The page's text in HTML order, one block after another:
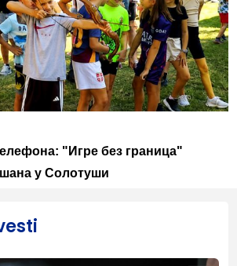
"Игре без граница"
у Солотуши